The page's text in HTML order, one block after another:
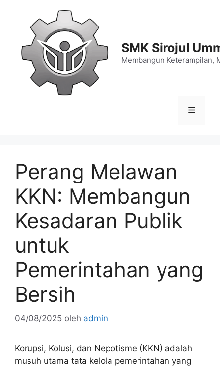
SMK Sirojul
Membangun Keterampilan,
Menu
Perang Melawan
KKN: Membangun
Kesadaran Publik
untuk
Pemerintahan yang
Bersih
04/08/2025 oleh admin
Korupsi, Kolusi, dan Nepotisme (KKN) adalah
musuh utama tata kelola pemerintahan yang